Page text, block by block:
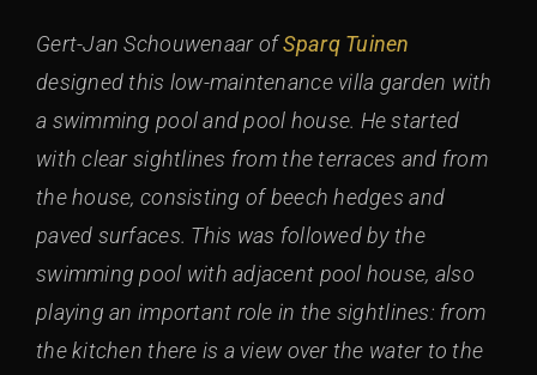
Gert-Jan Schouwenaar ofSparq Tuinen
designed this low-maintenance villa garden with
a swimming pool and pool house. He started
with clear sightlines from the terraces and from
the house, consisting of beech hedges and
paved surfaces. This was followed by the
swimming pool with adjacent pool house, also
playing an important role in the sightlines: from
the kitchen there is a view over the water to the